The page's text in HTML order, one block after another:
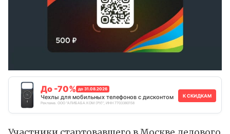
До -70% до 31.08.2026
Чехлы для мобильных телефонов с дисконтом
Реклама. ООО "АЛИБАБА.КОМ (РУ)", ИНН 7703380158
К СКИДКАМ